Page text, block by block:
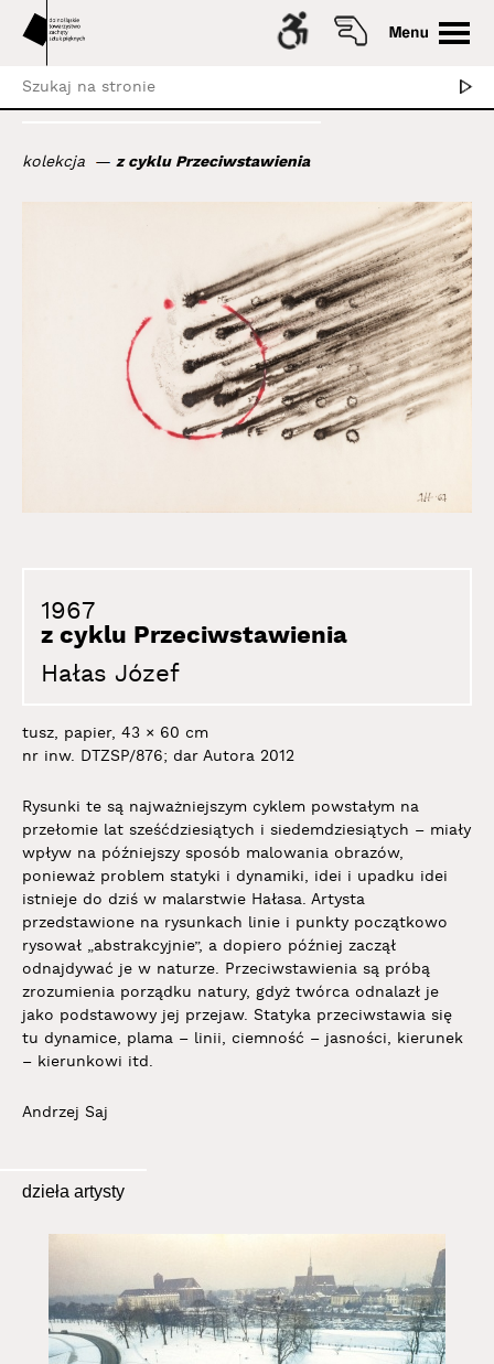
kolekcja z cyklu Przeciwstawienia
1967
z cyklu Przeciwstawienia
Hałas Józef
tusz, papier, 43 × 60 cm
nr inw. DTZSP/876; dar Autora 2012
Rysunki te są najważniejszym cyklem powstałym na
przełomie lat sześćdziesiątych i siedemdziesiątych – miały
wpływ na późniejszy sposób malowania obrazów,
ponieważ problem statyki i dynamiki, idei i upadku idei
istnieje do dziś w malarstwie Hałasa. Artysta
przedstawione na rysunkach linie i punkty początkowo
rysował „abstrakcyjnie”, a dopiero później zaczął
odnajdywać je w naturze. Przeciwstawienia są próbą
zrozumienia porządku natury, gdyż twórca odnalazł je
jako podstawowy jej przejaw. Statyka przeciwstawia się
tu dynamice, plama – linii, ciemność – jasności, kierunek
– kierunkowi itd.
Andrzej Saj
dzieła artysty